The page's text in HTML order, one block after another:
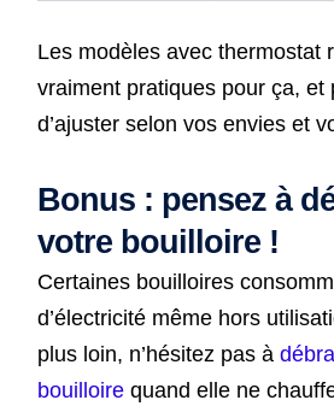
Les modèles avec thermostat
vraiment pratiques pour ça, et
d’ajuster selon vos envies et
Bonus : pensez à
votre bouilloire !
Certaines bouilloires
d’électricité même hors
plus loin, n’hésitez pas à
bouilloirequand elle ne